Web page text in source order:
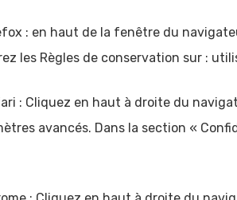
: en haut de la fenêtre du
les Règles de conservation sur :
: Cliquez en haut à droite du
avancés. Dans la section «